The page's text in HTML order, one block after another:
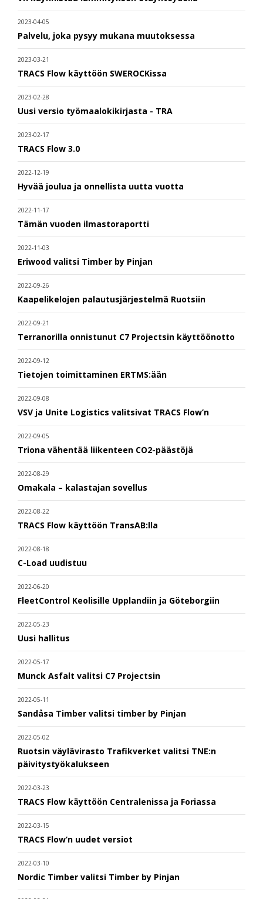
2023-04-05
Palvelu, joka pysyy mukana muutoksessa
2023-03-21
TRACS Flow käyttöön SWEROCKissa
2023-02-28
Uusi versio työmaalokikirjasta - TRA
2023-02-17
TRACS Flow 3.0
2022-12-19
Hyvää joulua ja onnellista uutta vuotta
2022-11-17
Tämän vuoden ilmastoraportti
2022-11-03
Eriwood valitsi Timber by Pinjan
2022-09-26
Kaapelikelojen palautusjärjestelmä Ruotsiin
2022-09-21
Terranorilla onnistunut C7 Projectsin käyttöönotto
2022-09-12
Tietojen toimittaminen ERTMS:ään
2022-09-08
VSV ja Unite Logistics valitsivat TRACS Flow’n
2022-09-05
Triona vähentää liikenteen CO2-päästöjä
2022-08-29
Omakala – kalastajan sovellus
2022-08-22
TRACS Flow käyttöön TransAB:lla
2022-08-18
C-Load uudistuu
2022-06-20
FleetControl Keolisille Upplandiin ja Göteborgiin
2022-05-23
Uusi hallitus
2022-05-17
Munck Asfalt valitsi C7 Projectsin
2022-05-11
Sandåsa Timber valitsi timber by Pinjan
2022-05-02
Ruotsin väylävirasto Trafikverket valitsi TNE:n
päivitystyökalukseen
2022-03-23
TRACS Flow käyttöön Centralenissa ja Foriassa
2022-03-15
TRACS Flow’n uudet versiot
2022-03-10
Nordic Timber valitsi Timber by Pinjan